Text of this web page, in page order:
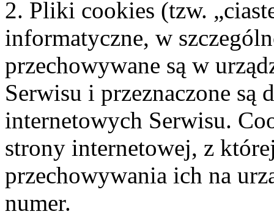
2. Pliki cookies (tzw.
informatyczne, w
przechowywane są w
Serwisu i przeznaczone są
internetowych Serwisu.
strony internetowej, z
przechowywania ich na
numer.